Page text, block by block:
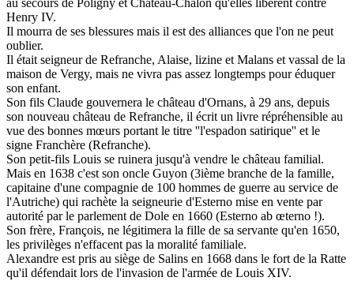
Henry IV.
Il mourra de ses blessures mais il est des alliances que l'on ne peut
oublier.
Il était seigneur de Refranche, Alaise, lizine et Malans et vassal de la
maison de Vergy, mais ne vivra pas assez longtemps pour éduquer
son enfant.
Son fils Claude gouvernera le château d'Ornans, à 29 ans, depuis
son nouveau château de Refranche, il écrit un livre répréhensible au
vue des bonnes mœurs portant le titre ''l'espadon satirique'' et le
signe Franchère (Refranche).
Son petit-fils Louis se ruinera jusqu'à vendre le château familial.
Mais en 1638 c'est son oncle Guyon (3ième branche de la famille,
capitaine d'une compagnie de 100 hommes de guerre au service de
l'Autriche) qui rachète la seigneurie d'Esterno mise en vente par
autorité par le parlement de Dole en 1660 (Esterno ab œterno !).
Son frère, François, ne légitimera la fille de sa servante qu'en 1650,
les privilèges n'effacent pas la moralité familiale.
Alexandre est pris au siège de Salins en 1668 dans le fort de la Ratte
qu'il défendait lors de l'invasion de l'armée de Louis XIV.